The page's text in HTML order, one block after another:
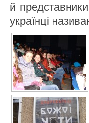
й
українці